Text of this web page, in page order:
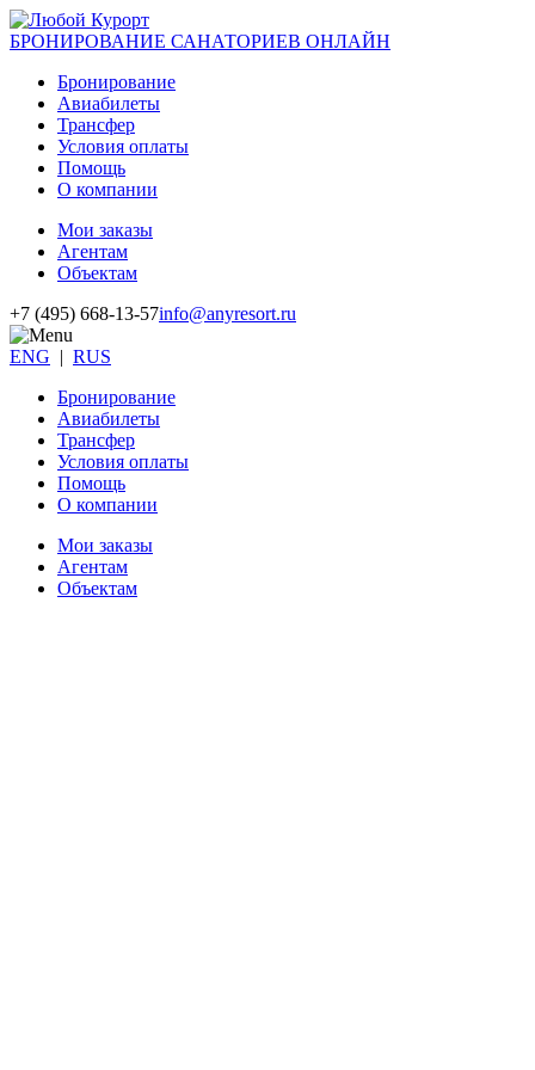
БРОНИРОВАНИЕ САНАТОРИЕВ ОНЛАЙН
Бронирование
Авиабилеты
Трансфер
Условия оплаты
Помощь
О компании
Мои заказы
Агентам
Объектам
+7 (495) 668-13-57info@anyresort.ru
ENG | RUS
Бронирование
Авиабилеты
Трансфер
Условия оплаты
Помощь
О компании
Мои заказы
Агентам
Объектам